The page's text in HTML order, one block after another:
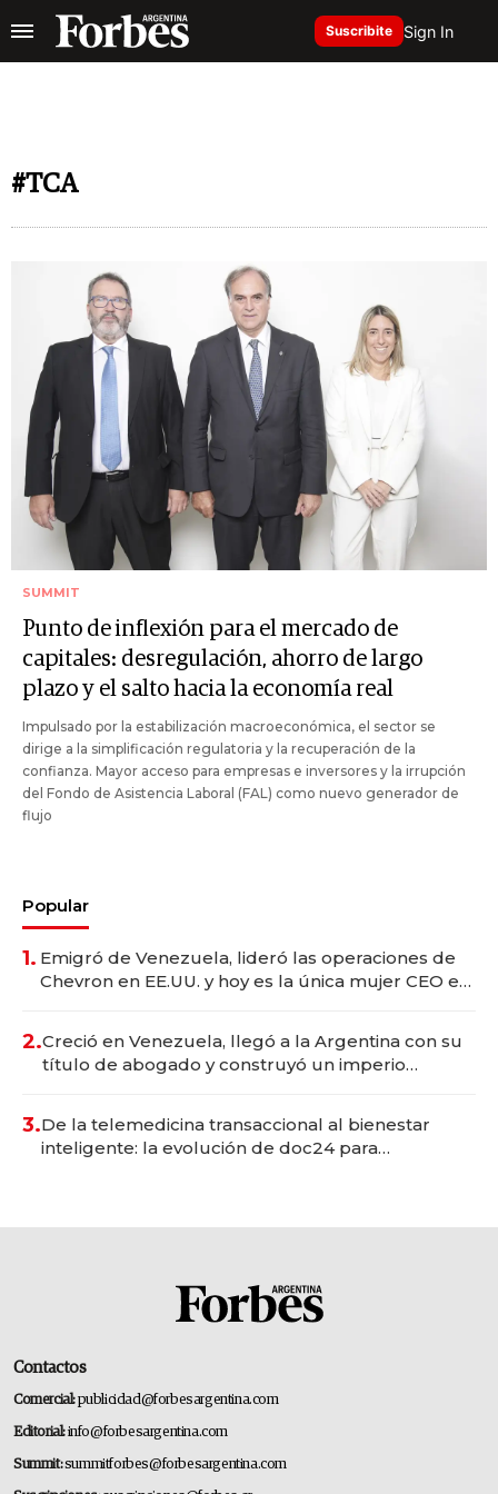
Suscribite Sign In
#TCA
SUMMIT
Punto de inflexión para el mercado de
capitales: desregulación, ahorro de largo
plazo y el salto hacia la economía real
Impulsado por la estabilización macroeconómica, el sector se
dirige a la simplificación regulatoria y la recuperación de la
confianza. Mayor acceso para empresas e inversores y la irrupción
del Fondo de Asistencia Laboral (FAL) como nuevo generador de
flujo
Popular
1. Emigró de Venezuela, lideró las operaciones de
Chevron en EE.UU. y hoy es la única mujer CEO en
2.Creció en Venezuela, llegó a la Argentina con su
título de abogado y construyó un imperio
3.De la telemedicina transaccional al bienestar
inteligente: la evolución de doc24 para
Contactos
Comercial:publicidad@forbesargentina.com
Editorial:info@forbesargentina.com
Summit:summitforbes@forbesargentina.com